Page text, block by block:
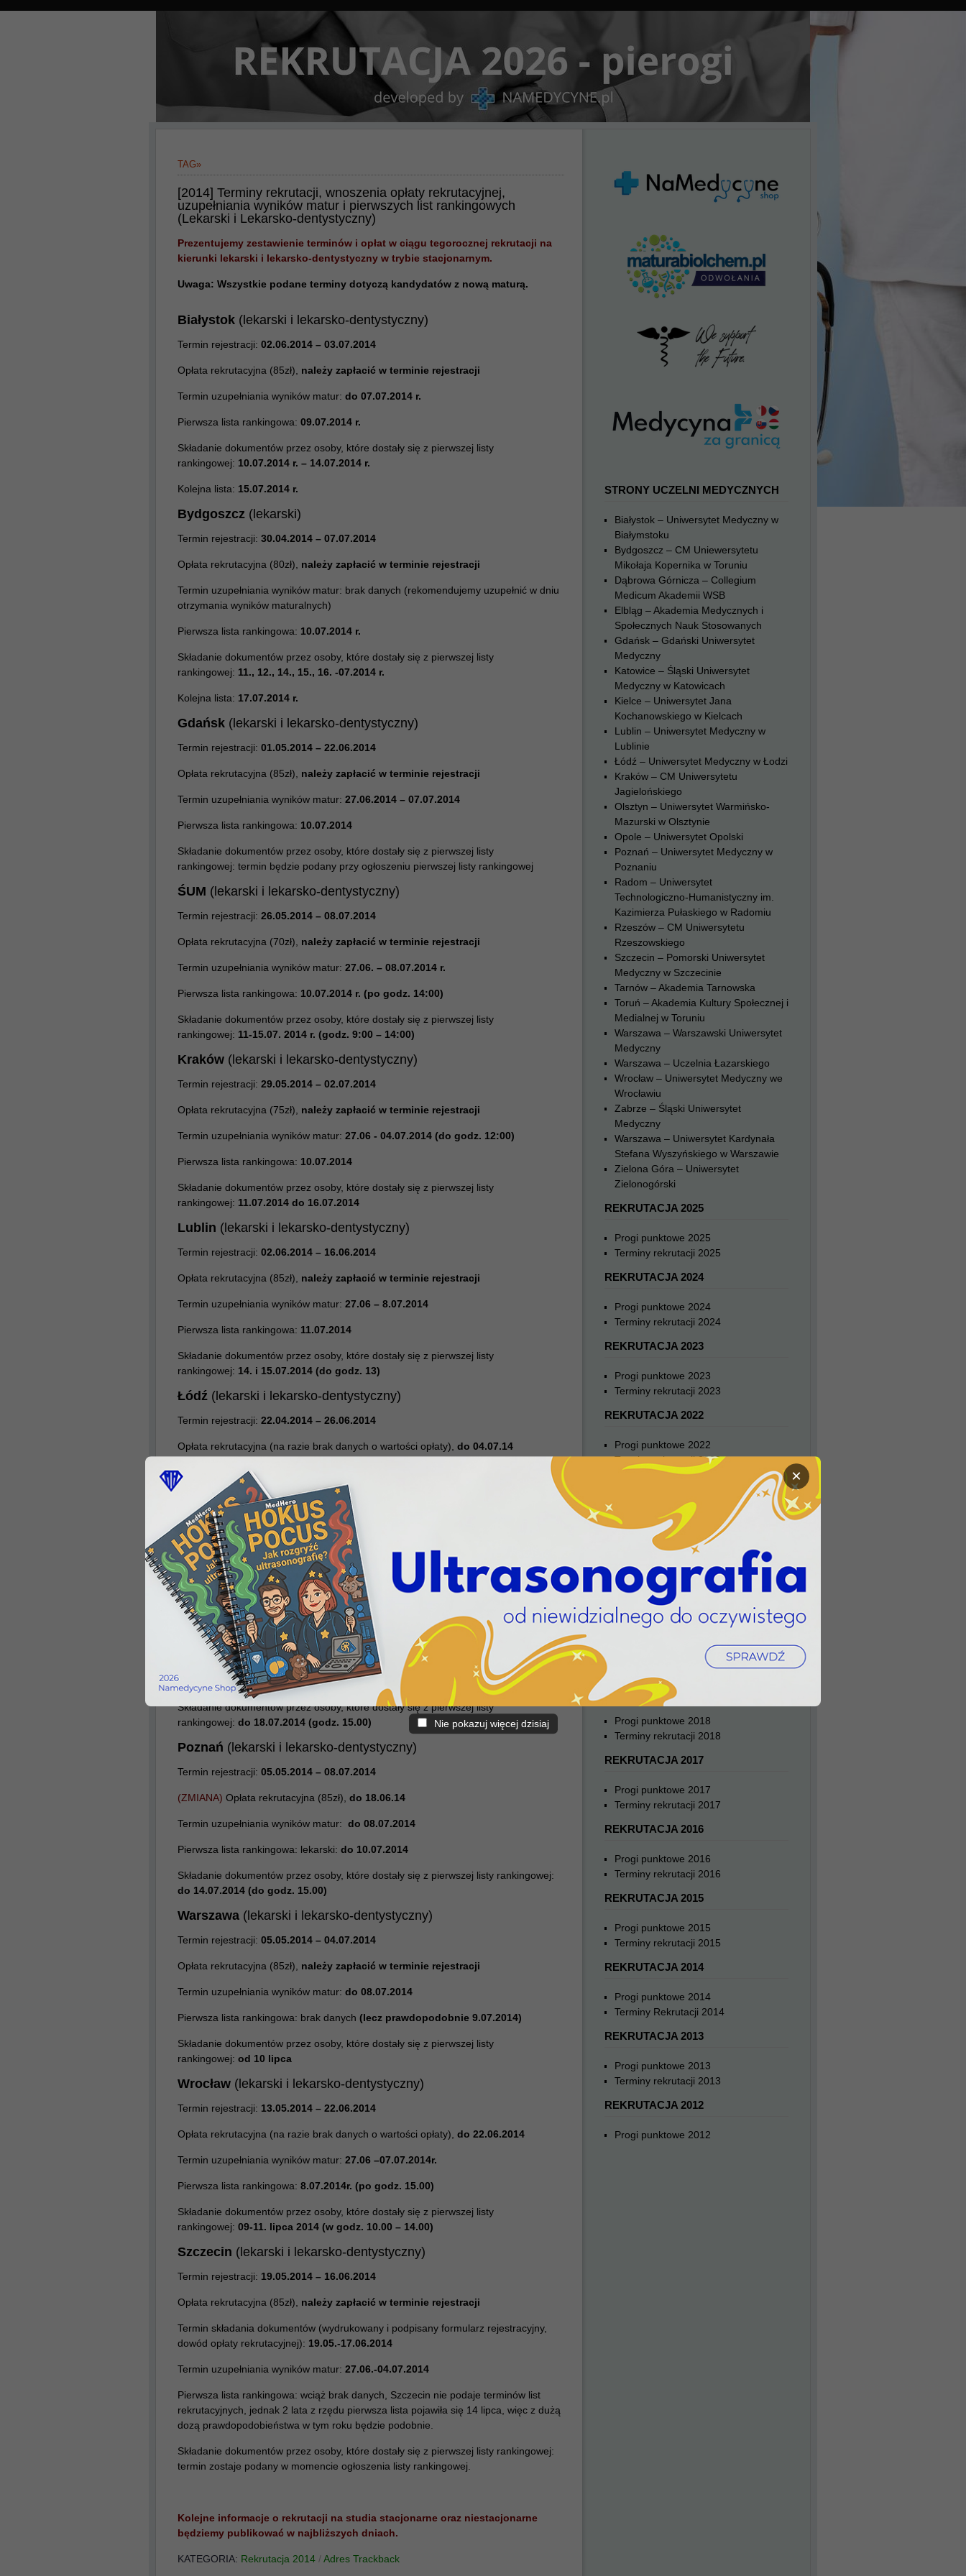
TAG»
[2014] Terminy rekrutacji, wnoszenia opłaty rekrutacyjnej,
uzupełniania wyników matur i pierwszych list rankingowych
(Lekarski i Lekarsko-dentystyczny)
Prezentujemy zestawienie terminów i opłat w ciągu tegorocznej rekrutacji na
kierunki lekarski i lekarsko-dentystyczny w trybie stacjonarnym.
Uwaga: Wszystkie podane terminy dotyczą kandydatów z nową maturą.
Białystok (lekarski i lekarsko-dentystyczny)
Termin rejestracji: 02.06.2014 – 03.07.2014
Opłata rekrutacyjna (85zł), należy zapłacić w terminie rejestracji
Termin uzupełniania wyników matur: do 07.07.2014 r.
Pierwsza lista rankingowa: 09.07.2014 r.
Składanie dokumentów przez osoby, które dostały się z pierwszej listy
rankingowej: 10.07.2014 r. – 14.07.2014 r.
Kolejna lista: 15.07.2014 r.
Bydgoszcz (lekarski)
Termin rejestracji: 30.04.2014 – 07.07.2014
Opłata rekrutacyjna (80zł), należy zapłacić w terminie rejestracji
Termin uzupełniania wyników matur: brak danych (rekomendujemy uzupełnić w dniu
otrzymania wyników maturalnych)
Pierwsza lista rankingowa: 10.07.2014 r.
Składanie dokumentów przez osoby, które dostały się z pierwszej listy
rankingowej: 11., 12., 14., 15., 16. -07.2014 r.
Kolejna lista: 17.07.2014 r.
Gdańsk (lekarski i lekarsko-dentystyczny)
Termin rejestracji: 01.05.2014 – 22.06.2014
Opłata rekrutacyjna (85zł), należy zapłacić w terminie rejestracji
Termin uzupełniania wyników matur: 27.06.2014 – 07.07.2014
Pierwsza lista rankingowa: 10.07.2014
Składanie dokumentów przez osoby, które dostały się z pierwszej listy
rankingowej: termin będzie podany przy ogłoszeniu pierwszej listy rankingowej
ŚUM (lekarski i lekarsko-dentystyczny)
Termin rejestracji: 26.05.2014 – 08.07.2014
Opłata rekrutacyjna (70zł), należy zapłacić w terminie rejestracji
Termin uzupełniania wyników matur: 27.06. – 08.07.2014 r.
Pierwsza lista rankingowa: 10.07.2014 r. (po godz. 14:00)
Składanie dokumentów przez osoby, które dostały się z pierwszej listy
rankingowej: 11-15.07. 2014 r. (godz. 9:00 – 14:00)
Kraków (lekarski i lekarsko-dentystyczny)
Termin rejestracji: 29.05.2014 – 02.07.2014
Opłata rekrutacyjna (75zł), należy zapłacić w terminie rejestracji
Termin uzupełniania wyników matur: 27.06 - 04.07.2014 (do godz. 12:00)
Pierwsza lista rankingowa: 10.07.2014
Składanie dokumentów przez osoby, które dostały się z pierwszej listy
rankingowej: 11.07.2014 do 16.07.2014
Lublin (lekarski i lekarsko-dentystyczny)
Termin rejestracji: 02.06.2014 – 16.06.2014
Opłata rekrutacyjna (85zł), należy zapłacić w terminie rejestracji
Termin uzupełniania wyników matur: 27.06 – 8.07.2014
Pierwsza lista rankingowa: 11.07.2014
Składanie dokumentów przez osoby, które dostały się z pierwszej listy
rankingowej: 14. i 15.07.2014 (do godz. 13)
Łódź (lekarski i lekarsko-dentystyczny)
Termin rejestracji: 22.04.2014 – 26.06.2014
Opłata rekrutacyjna (na razie brak danych o wartości opłaty), do 04.07.14
Termin uzupełniania wyników matur:
Pierwsza lista rankingowa:11.07.14
Składanie dokumentów przez osoby, które dostały się z pierwszej listy
rankingowej:14.07 – 18.07
Olsztyn(lekarski)
Termin rejestracji:4.06.2014-4.07.2014
Opłata rekrutacyjna (85zł),należy zapłacić w terminie rejestracji
Termin uzupełniania wyników matur:brak danych (rekomendujemy uzupełnić w dniu
otrzymania wyników maturalnych)
Pierwsza lista rankingowa:9.07.2014 (godz. 13.00)
Składanie dokumentów przez osoby, które dostały się z pierwszej listy
rankingowej: do 18.07.2014 (godz. 15.00)
Poznań (lekarski i lekarsko-dentystyczny)
Termin rejestracji: 05.05.2014 – 08.07.2014
(ZMIANA) Opłata rekrutacyjna (85zł), do 18.06.14
Termin uzupełniania wyników matur: do 08.07.2014
Pierwsza lista rankingowa: lekarski: do 10.07.2014
Składanie dokumentów przez osoby, które dostały się z pierwszej listy rankingowej:
do 14.07.2014 (do godz. 15.00)
Warszawa (lekarski i lekarsko-dentystyczny)
Termin rejestracji: 05.05.2014 – 04.07.2014
Opłata rekrutacyjna (85zł), należy zapłacić w terminie rejestracji
Termin uzupełniania wyników matur: do 08.07.2014
Pierwsza lista rankingowa: brak danych (lecz prawdopodobnie 9.07.2014)
Składanie dokumentów przez osoby, które dostały się z pierwszej listy
rankingowej: od 10 lipca
Wrocław (lekarski i lekarsko-dentystyczny)
Termin rejestracji: 13.05.2014 – 22.06.2014
Opłata rekrutacyjna (na razie brak danych o wartości opłaty), do 22.06.2014
Termin uzupełniania wyników matur: 27.06 –07.07.2014r.
Pierwsza lista rankingowa: 8.07.2014r. (po godz. 15.00)
Składanie dokumentów przez osoby, które dostały się z pierwszej listy
rankingowej: 09-11. lipca 2014 (w godz. 10.00 – 14.00)
Szczecin (lekarski i lekarsko-dentystyczny)
Termin rejestracji: 19.05.2014 – 16.06.2014
Opłata rekrutacyjna (85zł), należy zapłacić w terminie rejestracji
Termin składania dokumentów (wydrukowany i podpisany formularz rejestracyjny,
dowód opłaty rekrutacyjnej): 19.05.-17.06.2014
Termin uzupełniania wyników matur: 27.06.-04.07.2014
Pierwsza lista rankingowa: wciąż brak danych, Szczecin nie podaje terminów list
rekrutacyjnych, jednak 2 lata z rzędu pierwsza lista pojawiła się 14 lipca, więc z dużą
dozą prawdopodobieństwa w tym roku będzie podobnie.
Składanie dokumentów przez osoby, które dostały się z pierwszej listy rankingowej:
termin zostaje podany w momencie ogłoszenia listy rankingowej.
Kolejne informacje o rekrutacji na studia stacjonarne oraz niestacjonarne
będziemy publikować w najbliższych dniach.
KATEGORIA: Rekrutacja 2014 /Adres Trackback
STRONY UCZELNI MEDYCZNYCH
Białystok – Uniwersytet Medyczny w
Białymstoku
Bydgoszcz – CM Uniewersytetu
Mikołaja Kopernika w Toruniu
Dąbrowa Górnicza – Collegium
Medicum Akademii WSB
Elbląg – Akademia Medycznych i
Społecznych Nauk Stosowanych
Gdańsk – Gdański Uniwersytet
Medyczny
Katowice – Śląski Uniwersytet
Medyczny w Katowicach
Kielce – Uniwersytet Jana
Kochanowskiego w Kielcach
Lublin – Uniwersytet Medyczny w
Lublinie
Łódź – Uniwersytet Medyczny w Łodzi
Kraków – CM Uniwersytetu
Jagielońskiego
Olsztyn – Uniwersytet Warmińsko-
Mazurski w Olsztynie
Opole – Uniwersytet Opolski
Poznań – Uniwersytet Medyczny w
Poznaniu
Radom – Uniwersytet
Technologiczno-Humanistyczny im.
Kazimierza Pułaskiego w Radomiu
Rzeszów – CM Uniwersytetu
Rzeszowskiego
Szczecin – Pomorski Uniwersytet
Medyczny w Szczecinie
Tarnów – Akademia Tarnowska
Toruń – Akademia Kultury Społecznej i
Medialnej w Toruniu
Warszawa – Warszawski Uniwersytet
Medyczny
Warszawa – Uczelnia Łazarskiego
Wrocław – Uniwersytet Medyczny we
Wrocławiu
Zabrze – Śląski Uniwersytet
Medyczny
Warszawa – Uniwersytet Kardynała
Stefana Wyszyńskiego w Warszawie
Zielona Góra – Uniwersytet
Zielonogórski
REKRUTACJA 2025
Progi punktowe 2025
Terminy rekrutacji 2025
REKRUTACJA 2024
Progi punktowe 2024
Terminy rekrutacji 2024
REKRUTACJA 2023
Progi punktowe 2023
Terminy rekrutacji 2023
REKRUTACJA 2022
Progi punktowe 2022
Terminy rekrutacji 2022
Progi punktowe 2021
Terminy rekrutacji 2021
REKRUTACJA 2020
Progi punktowe 2020
Terminy rekrutacji 2020
REKRUTACJA 2019
Progi punktowe 2019
Terminy rekrutacji 2019
REKRUTACJA 2018
Progi punktowe 2018
Terminy rekrutacji 2018
REKRUTACJA 2017
Progi punktowe 2017
Terminy rekrutacji 2017
REKRUTACJA 2016
Progi punktowe 2016
Terminy rekrutacji 2016
REKRUTACJA 2015
Progi punktowe 2015
Terminy rekrutacji 2015
REKRUTACJA 2014
Progi punktowe 2014
Terminy Rekrutacji 2014
REKRUTACJA 2013
Progi punktowe 2013
Terminy rekrutacji 2013
REKRUTACJA 2012
Progi punktowe 2012
×
Nie pokazuj więcej dzisiaj